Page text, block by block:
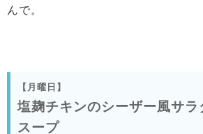
んで。
【月曜日】
塩麹チキンのシーザー風サ
スープ